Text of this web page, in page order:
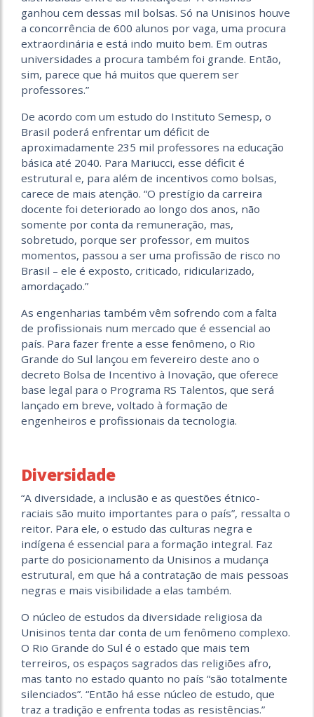
ganhou cem dessas mil bolsas. Só na Unisinos houve
a concorrência de 600 alunos por vaga, uma procura
extraordinária e está indo muito bem. Em outras
universidades a procura também foi grande. Então,
sim, parece que há muitos que querem ser
professores.”
De acordo com um estudo do Instituto Semesp, o
Brasil poderá enfrentar um déficit de
aproximadamente 235 mil professores na educação
básica até 2040. Para Mariucci, esse déficit é
estrutural e, para além de incentivos como bolsas,
carece de mais atenção. “O prestígio da carreira
docente foi deteriorado ao longo dos anos, não
somente por conta da remuneração, mas,
sobretudo, porque ser professor, em muitos
momentos, passou a ser uma profissão de risco no
Brasil – ele é exposto, criticado, ridicularizado,
amordaçado.”
As engenharias também vêm sofrendo com a falta
de profissionais num mercado que é essencial ao
país. Para fazer frente a esse fenômeno, o Rio
Grande do Sul lançou em fevereiro deste ano o
decreto Bolsa de Incentivo à Inovação, que oferece
base legal para o Programa RS Talentos, que será
lançado em breve, voltado à formação de
engenheiros e profissionais da tecnologia.
Diversidade
“A diversidade, a inclusão e as questões étnico-
raciais são muito importantes para o país”, ressalta o
reitor. Para ele, o estudo das culturas negra e
indígena é essencial para a formação integral. Faz
parte do posicionamento da Unisinos a mudança
estrutural, em que há a contratação de mais pessoas
negras e mais visibilidade a elas também.
O núcleo de estudos da diversidade religiosa da
Unisinos tenta dar conta de um fenômeno complexo.
O Rio Grande do Sul é o estado que mais tem
terreiros, os espaços sagrados das religiões afro,
mas tanto no estado quanto no país “são totalmente
silenciados”. “Então há esse núcleo de estudo, que
traz a tradição e enfrenta todas as resistências.”